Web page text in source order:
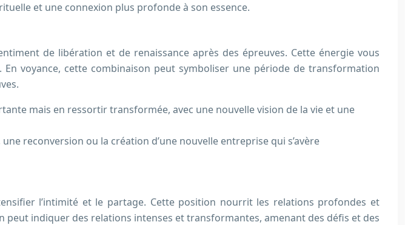
et une connexion plus profonde à son essence.
de libération et de renaissance après des épreuves. Cette énergie vous
voyance, cette combinaison peut symboliser une période de transformation
mais en ressortir transformée, avec une nouvelle vision de la vie et une
reconversion ou la création d’une nouvelle entreprise qui s’avère
l’intimité et le partage. Cette position nourrit les relations profondes et
peut indiquer des relations intenses et transformantes, amenant des défis et des